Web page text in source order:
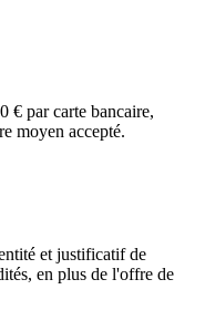
€ par carte bancaire,
moyen accepté.
et justificatif de
en plus de l'offre de